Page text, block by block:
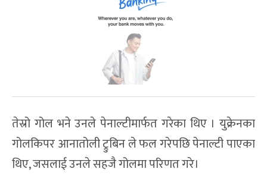
तेस्रो गोल भने उनले पेनाल्टीमार्फत गरेका थिए । युक्रेनका
गोलकिपर आनातोली ट्रुबिन ले फल गरेपछि पेनाल्टी पाएका
थिए, जसलाई उनले सहजै गोलमा परिणत गरे।